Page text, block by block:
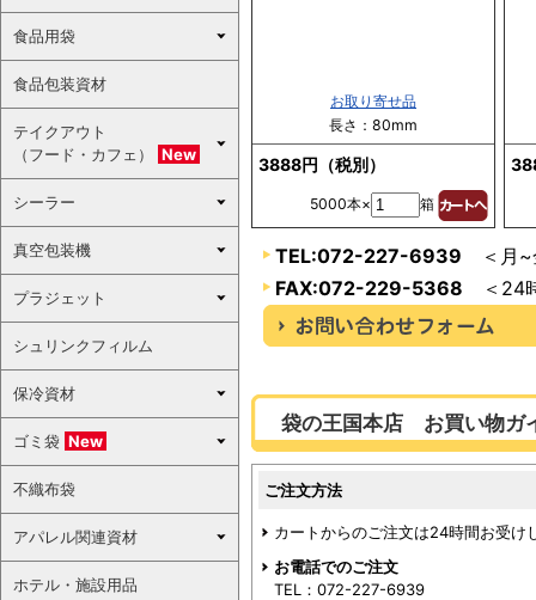
お取り寄せ品
長さ：80mm
3888円（税別）
5000本× 箱
TEL:072-227-6939 ＜月~
FAX:072-229-5368 ＜24
袋の王国本店 お買い物ガ
ご注文方法
カートからのご注文は24時間お受け
お電話でのご注文
TEL：072-227-6939
食品用袋
食品包装資材
テイクアウト
（フード・カフェ）
New
シーラー
真空包装機
プラジェット
シュリンクフィルム
保冷資材
ゴミ袋 New
不織布袋
アパレル関連資材
ホテル・施設用品